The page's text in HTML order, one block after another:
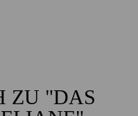
ZU "DAS